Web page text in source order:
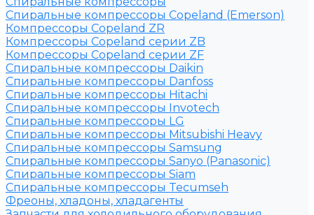
Спиральные компрессоры Copeland (Emerson)
Компрессоры Copeland ZR
Компрессоры Copeland серии ZB
Компрессоры Copeland серии ZF
Спиральные компрессоры Daikin
Спиральные компрессоры Danfoss
Спиральные компрессоры Hitachi
Спиральные компрессоры Invotech
Спиральные компрессоры LG
Спиральные компрессоры Mitsubishi Heavy
Спиральные компрессоры Samsung
Спиральные компрессоры Sanyo (Panasonic)
Спиральные компрессоры Siam
Спиральные компрессоры Tecumseh
Фреоны, хладоны, хладагенты